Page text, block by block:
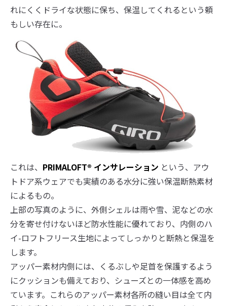
れにくくドライな状態に保ち、保温してくれるという頼
もしい存在に。
これは、 PRIMALOFT® インサレーション という、アウ
トドア系ウェアでも実績のある水分に強い保温断熱素材
によるもの。
上部の写真のように、外側シェルは雨や雪、泥などの水
分を寄せ付けないほど防水性能に優れており、内側のハ
イ-ロフトフリース生地によってしっかりと断熱と保温を
します。
アッパー素材内側には、くるぶしや足首を保護するよう
にクッションも備えており、シューズとの一体感を高め
ています。これらのアッパー素材各所の縫い目は全て内